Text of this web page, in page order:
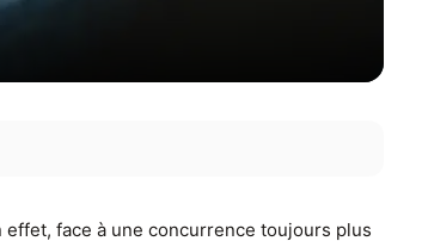
face à une concurrence toujours plus